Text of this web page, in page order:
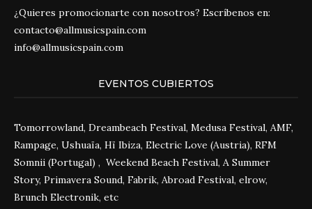
¿Quieres promocionarte con nosotros? Escríbenos en:
contacto@allmusicspain.com
info@allmusicspain.com
EVENTOS CUBIERTOS
Tomorrowland, Dreambeach Festival, Medusa Festival, AMF,
Rampage, Ushuaïa, Hï Ibiza, Electric Love (Austria), RFM
Somnii (Portugal) , Weekend Beach Festival, A Summer
Story, Primavera Sound, Fabrik, Abroad Festival, elrow,
Brunch Electronik, etc